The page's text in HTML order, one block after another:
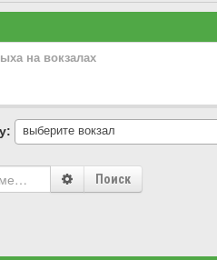
на вокзалах
выберите вокзал
Поиск